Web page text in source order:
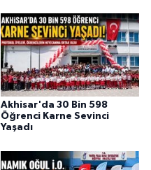
Akhisar'da 30 Bin 598
Öğrenci Karne Sevinci
Yaşadı